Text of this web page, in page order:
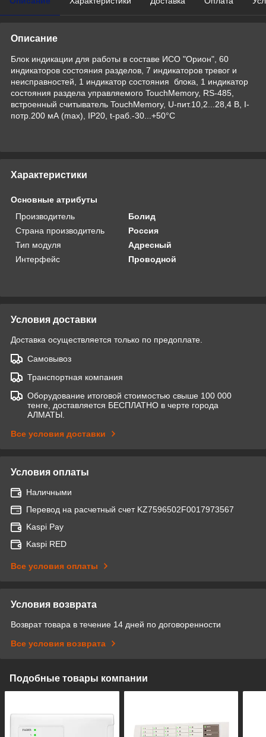
Описание
Блок индикации для работы в составе ИСО "Орион", 60
индикаторов состояния разделов, 7 индикаторов тревог и
неисправностей, 1 индикатор состояния блока, 1 индикатор
состояния раздела управляемого TouchMemory, RS-485,
встроенный считыватель TouchMemory, U-пит.10,2...28,4 В, I-
потр.200 мА (max), IP20, t-раб.-30...+50°С
Характеристики
Основные атрибуты
Производитель
Болид
Страна производитель
Россия
Тип модуля
Адресный
Интерфейс
Проводной
Условия доставки
Доставка осуществляется только по предоплате.
Самовывоз
Транспортная компания
Оборудование итоговой стоимостью свыше 100 000
тенге, доставляется БЕСПЛАТНО в черте города
АЛМАТЫ.
Все условия доставки
Условия оплаты
Наличными
Перевод на расчетный счет KZ7596502F0017973567
Kaspi Pay
Kaspi RED
Все условия оплаты
Условия возврата
Возврат товара в течение 14 дней по договоренности
Все условия возврата
Подобные товары компании